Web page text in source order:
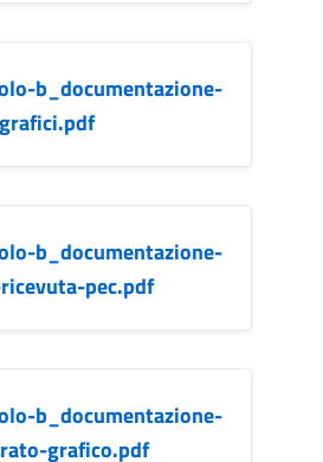
b_documentazione-
b_documentazione-
pec.pdf
b_documentazione-
grafico.pdf